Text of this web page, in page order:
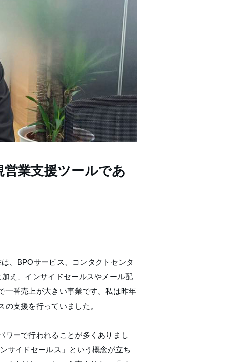
業支援ツールであ
、BPOサービス、コンタクトセンタ
え、インサイドセールスやメール配
一番売上が大きい事業です。私は昨年
支援を行っていました。
ワーで行われることが多くありまし
サイドセールス」という概念が立ち